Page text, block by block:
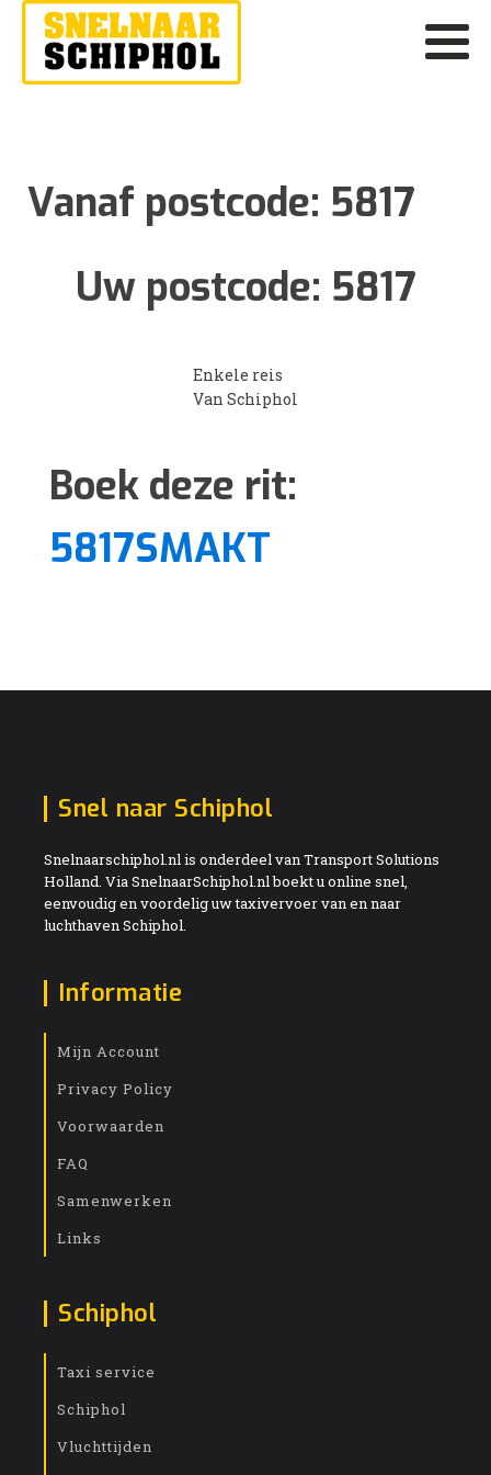
Vanaf postcode: 5817
Uw postcode: 5817
Enkele reis
Van Schiphol
Boek deze rit:
5817SMAKT
Snel naar Schiphol
Snelnaarschiphol.nl is onderdeel van Transport Solutions
Holland. Via SnelnaarSchiphol.nl boekt u online snel,
eenvoudig en voordelig uw taxivervoer van en naar
luchthaven Schiphol.
Informatie
Mijn Account
Privacy Policy
Voorwaarden
FAQ
Samenwerken
Links
Schiphol
Taxi service
Schiphol
Vluchttijden